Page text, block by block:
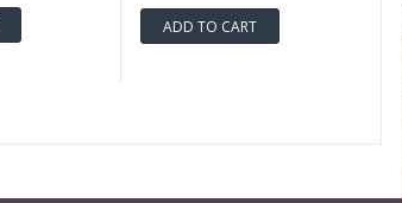
ADD TO CART